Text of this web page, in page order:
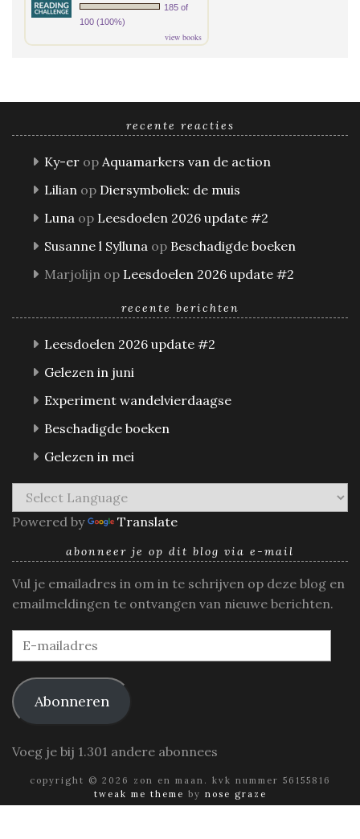
185 of
100 (100%)
view books
recente reacties
Ky-er op Aquamarkers van de action
Lilian op Diersymboliek: de muis
Luna op Leesdoelen 2026 update #2
Susanne l Sylluna op Beschadigde boeken
Marjolijn op Leesdoelen 2026 update #2
recente berichten
Leesdoelen 2026 update #2
Gelezen in juni
Experiment wandelvierdaagse
Beschadigde boeken
Gelezen in mei
Powered by Translate
abonneer je op dit blog via e-mail
Vul je emailadres in om in te schrijven op deze blog en
emailmeldingen te ontvangen van nieuwe berichten.
E-
mailadres
Abonneren
Voeg je bij 1.301 andere abonnees
copyright © 2026 zon en maan. kvk nummer 56155816
tweak me theme by nose graze